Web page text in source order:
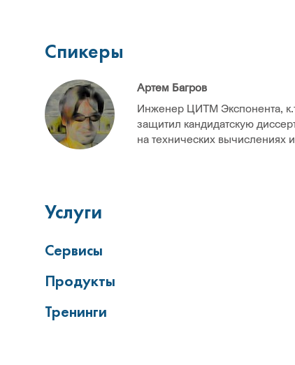
Спикеры
Артем Багров
Инженер ЦИТМ Экспонента,
защитил кандидатскую
на технических вычислениях
Услуги
Сервисы
Продукты
Тренинги